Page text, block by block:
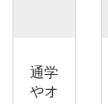
通学
やオ